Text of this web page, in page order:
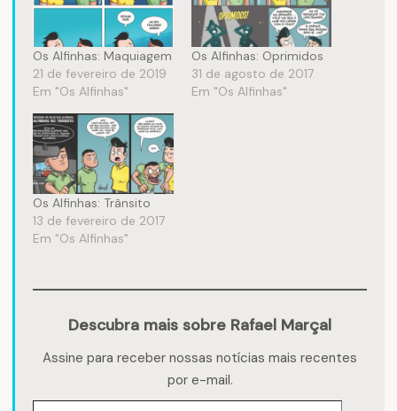
Os Alfinhas: Maquiagem
21 de fevereiro de 2019
Em "Os Alfinhas"
Os Alfinhas: Oprimidos
31 de agosto de 2017
Em "Os Alfinhas"
Os Alfinhas: Trânsito
13 de fevereiro de 2017
Em "Os Alfinhas"
Descubra mais sobre Rafael Marçal
Assine para receber nossas notícias mais recentes
por e-mail.
Digite seu e-mail…